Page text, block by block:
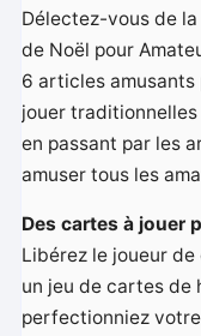
Délectez-vous de
de Noël pour
6 articles amusants
jouer
en passant par les
amuser tous les
Des cartes à jouer
Libérez le joueur
un jeu de cartes de
perfectionniez